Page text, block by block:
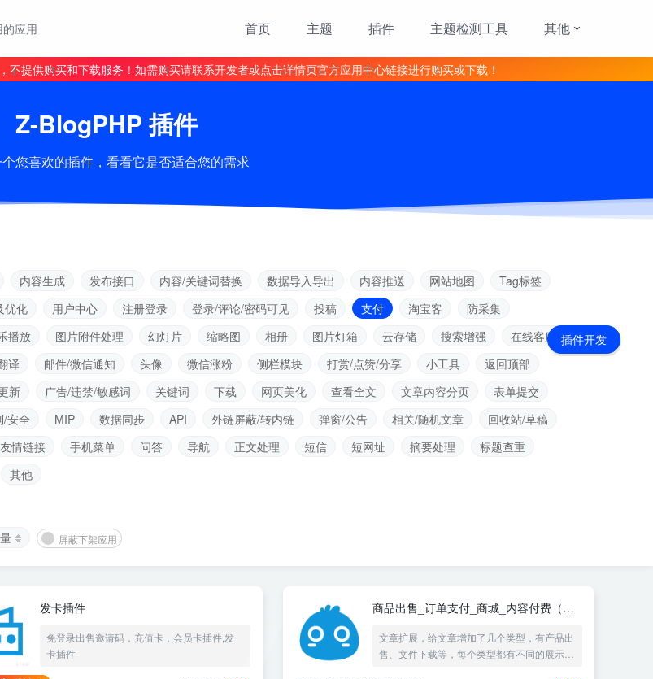
应用 首页 主题 插件 主题检测工具 其他
提供购买和下载服务！如需购买请联系开发者或点击详情页官方应用中心链接进行购买或下载！
Z-BlogPHP 插件
您喜欢的插件，看看它是否适合您的需求
内容生成 发布接口 内容/关键词替换 数据导入导出 内容推送 网站地图
Tag标签
优化 用户中心 注册登录 登录/评论/密码可见 投稿 支付 淘宝客
防采集
播放 图片附件处理 幻灯片 缩略图 相册 图片灯箱 云存储 搜索增强
在线客服
译 邮件/微信通知 头像 微信涨粉 侧栏模块 打赏/点赞/分享 小工具
返回顶部
新 广告/违禁/敏感词 关键词 下载 网页美化 查看全文 文章内容分页
表单提交
/安全 MIP 数据同步 API 外链屏蔽/转内链 弹窗/公告 相关/随机文章
回收站/草稿
友情链接 手机菜单 问答 导航 正文处理 短信 短网址 摘要处理
标题查重
其他
屏蔽下架应用
发卡插件
免登录出售邀请码，充值卡，会员卡插件,发
卡插件
商品出售_订单支付_商城_内容付费（支
文章扩展，给文章增加了几个类型，有产品出
售、文件下载等，每个类型都有不同的展示方
插件开发